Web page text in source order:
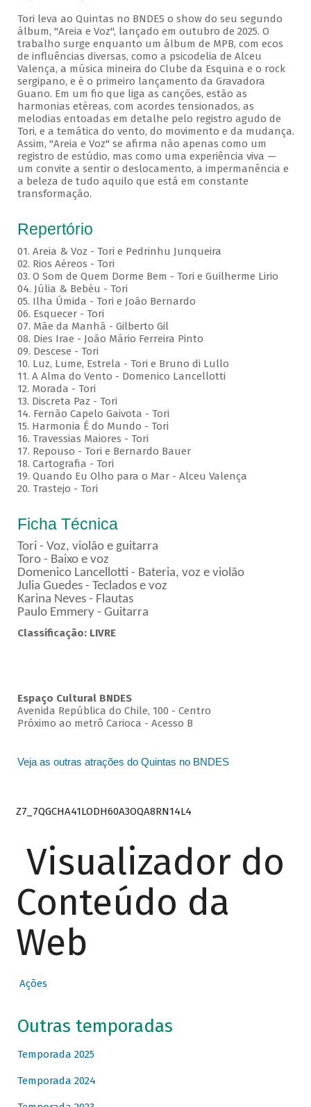
Tori leva ao Quintas no BNDES o show do seu segundo
álbum, "Areia e Voz", lançado em outubro de 2025. O
trabalho surge enquanto um álbum de MPB, com ecos
de influências diversas, como a psicodelia de Alceu
Valença, a música mineira do Clube da Esquina e o rock
sergipano, e é o primeiro lançamento da Gravadora
Guano. Em um fio que liga as canções, estão as
harmonias etéreas, com acordes tensionados, as
melodias entoadas em detalhe pelo registro agudo de
Tori, e a temática do vento, do movimento e da mudança.
Assim, "Areia e Voz" se afirma não apenas como um
registro de estúdio, mas como uma experiência viva —
um convite a sentir o deslocamento, a impermanência e
a beleza de tudo aquilo que está em constante
transformação.
Repertório
01. Areia & Voz - Tori e Pedrinhu Junqueira
02. ⁠Rios Aéreos - Tori
03. O Som de Quem Dorme Bem - Tori e Guilherme Lirio
04. Júlia & Bebéu - Tori
05. Ilha Úmida - Tori e João Bernardo
06. Esquecer - Tori
07. Mãe da Manhã - Gilberto Gil
08. Dies Irae - João Mário Ferreira Pinto
09. Descese - Tori
10. Luz, Lume, Estrela - Tori e Bruno di Lullo
11. A Alma do Vento - Domenico Lancellotti
12. Morada - Tori
13. Discreta Paz - Tori
14. Fernão Capelo Gaivota - Tori
15. Harmonia É do Mundo - Tori
16. Travessias Maiores - Tori
17. Repouso - Tori e Bernardo Bauer
⁠18. Cartografia - Tori
19. Quando Eu Olho para o Mar - Alceu Valença
20. Trastejo - Tori
Ficha Técnica
Tori - Voz, violão e guitarra
Toro - Baixo e voz
Domenico Lancellotti - Bateria, voz e violão
Julia Guedes - Teclados e voz
Karina Neves - Flautas
Paulo Emmery - Guitarra
Classificação: LIVRE
Espaço Cultural BNDES
Avenida República do Chile, 100 - Centro
Próximo ao metrô Carioca - Acesso B
Veja as outras atrações do Quintas no BNDES
Z7_7QGCHA41LODH60A3OQA8RN14L4
Visualizador do
Conteúdo da
Web
Ações
Outras temporadas
Temporada 2025
Temporada 2024